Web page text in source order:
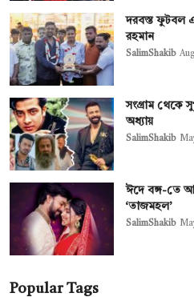
দরবস্ত ফুটবল
রহমান
SalimShakib
সংগ্রাম থেকে
অধ্যায়
SalimShakib
ঈদে বঙ্গ-তে
‘তাজমহল’
SalimShakib
Popular Tags